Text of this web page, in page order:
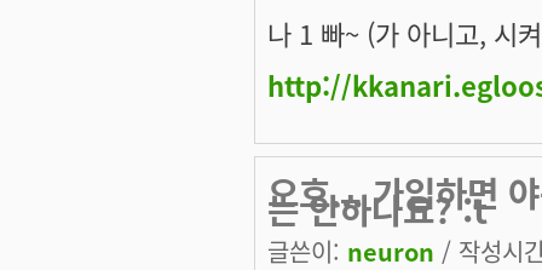
나 1 빠~ (가 아니고, 시
http://
오호... 가입하면
는 안하나요? :t
글쓴이: neuron / 작성시